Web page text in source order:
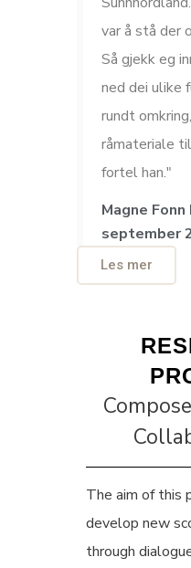
var å stå der
Så gjekk eg
ned dei ulike
rundt
råmateriale
fortel han."
Magne
september
Les mer
The aim of this
develop new
through